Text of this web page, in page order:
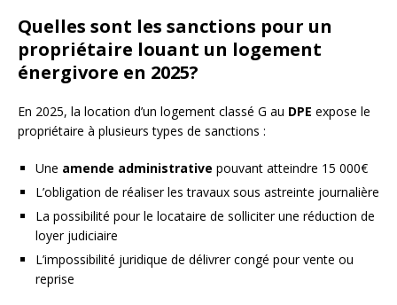
Quelles sont les sanctions pour un
propriétaire louant un logement
énergivore en 2025?
En 2025, la location d’un logement classé G au DPE expose le
propriétaire à plusieurs types de sanctions :
Une amende administrative pouvant atteindre 15 000€
L’obligation de réaliser les travaux sous astreinte journalière
La possibilité pour le locataire de solliciter une réduction de
loyer judiciaire
L’impossibilité juridique de délivrer congé pour vente ou
reprise